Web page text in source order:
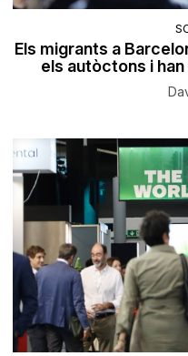
Els migrants a
els autòctons i